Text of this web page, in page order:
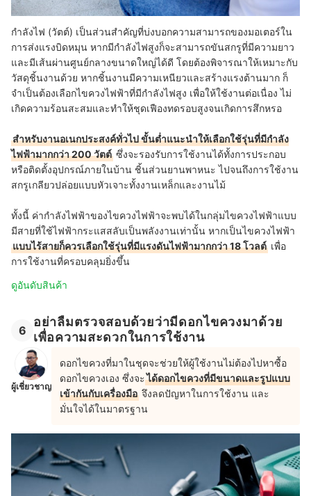
กำลังไฟ (วัตต์) เป็นส่วนสำคัญที่บ่งบอกความสามารถของมอเตอร์ใน
การส่งแรงบิดหมุน หากมีกำลังไฟสูงก็จะสามารถขันสกรูที่มีความยาว
และมีเส้นผ่านศูนย์กลางขนาดใหญ่ได้ดี โดยต้องพิจารณาให้เหมาะกับ
วัสดุชิ้นงานด้วย หากชิ้นงานมีความเหนียวและสร้างแรงต้านมาก ก็
จำเป็นต้องเลือกไขควงไฟฟ้าที่มีกำลังไฟสูง เพื่อให้ใช้งานต่อเนื่อง ไม่
เกิดความร้อนสะสมและทำให้ชุดเฟืองทดรอบสูงจนเกิดการสึกหรอ
สำหรับงานอเนกประสงค์ทั่วไป ขั้นต่ำแนะนำให้เลือกใช้รุ่นที่มีกำลัง
ไฟฟ้ามากกว่า 200 วัตต์ ซึ่งจะรองรับการใช้งานได้ทั้งการประกอบ
หรือติดตั้งอุปกรณ์ภายในบ้าน ชิ้นส่วนยานพาหนะ ไปจนถึงการใช้งาน
สกรูเกลียวปล่อยแบบหัวเจาะทั้งงานเหล็กและงานไม้
ทั้งนี้ ค่ากำลังไฟฟ้าของไขควงไฟฟ้าจะพบได้ในกลุ่มไขควงไฟฟ้าแบบ
มีสายที่ใช้ไฟฟ้ากระแสสลับเป็นพลังงานเท่านั้น หากเป็นไขควงไฟฟ้า
แบบไร้สายก็ควรเลือกใช้รุ่นที่มีแรงดันไฟฟ้ามากกว่า 18 โวลต์ เพื่อ
การใช้งานที่ครอบคลุมยิ่งขึ้น
ดูอันดับสินค้า
6
อย่าลืมตรวจสอบด้วยว่ามีดอกไขควงมาด้วย
เพื่อความสะดวกในการใช้งาน
ผู้เชี่ยวชาญ
ดอกไขควงที่มาในชุดจะช่วยให้ผู้ใช้งานไม่ต้องไปหาซื้อ
ดอกไขควงเอง ซึ่งจะได้ดอกไขควงที่มีขนาดและรูปแบบ
เข้ากันกับเครื่องมือ จึงลดปัญหาในการใช้งาน และ
มั่นใจได้ในมาตรฐาน